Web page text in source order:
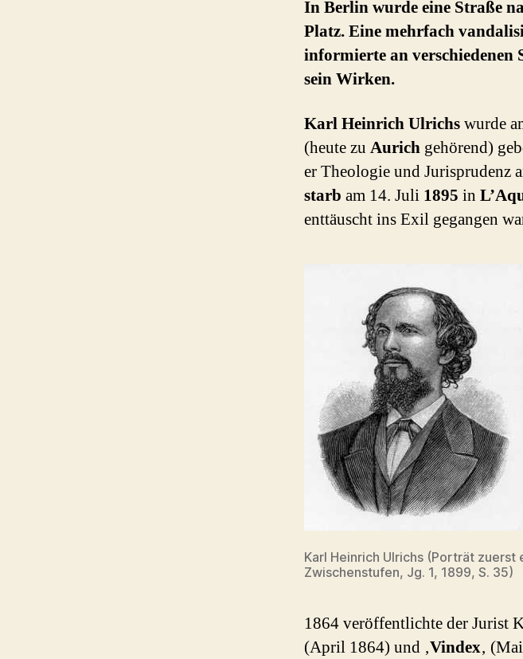
In Berlin wurde eine Straße
Platz. Eine mehrfach
informierte an verschiedenen
sein Wirken.
Karl Heinrich Ulrichswurde
(heute zu Aurich gehörend)
er Theologie und Jurisprudenz
starb am 14. Juli 1895 in
enttäuscht ins Exil gegangen
Karl Heinrich Ulrichs (Porträt
Zwischenstufen, Jg. 1, 1899, S. 35)
1864 veröffentlichte der Jurist
(April 1864) und ‚Vindex‚